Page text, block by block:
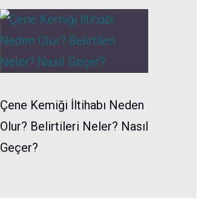
Çene Kemiği İltihabı Neden
Olur? Belirtileri Neler? Nasıl
Geçer?